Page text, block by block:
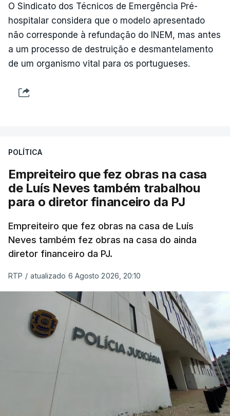
O Sindicato dos Técnicos de Emergência Pré-
hospitalar considera que o modelo apresentado
não corresponde à refundação do INEM, mas antes
a um processo de destruição e desmantelamento
de um organismo vital para os portugueses.
POLÍTICA
Empreiteiro que fez obras na casa
de Luís Neves também trabalhou
para o diretor financeiro da PJ
Empreiteiro que fez obras na casa de Luís
Neves também fez obras na casa do ainda
diretor financeiro da PJ.
RTP / atualizado 6 Agosto 2026, 20:10